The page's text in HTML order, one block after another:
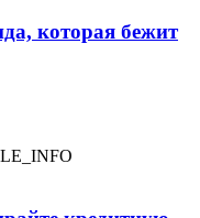
которая бежит